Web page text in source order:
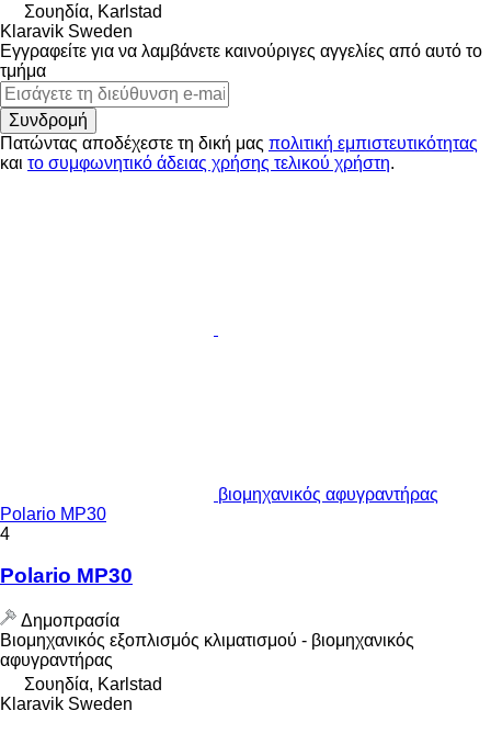
Σουηδία, Karlstad
Klaravik Sweden
Εγγραφείτε για να λαμβάνετε καινούριγες αγγελίες από αυτό το
τμήμα
Συνδρομή
Πατώντας αποδέχεστε τη δική μας πολιτική εμπιστευτικότητας
και το συμφωνητικό άδειας χρήσης τελικού χρήστη.
βιομηχανικός αφυγραντήρας
Polario MP30
4
Polario MP30
Δημοπρασία
Βιομηχανικός εξοπλισμός κλιματισμού - βιομηχανικός
αφυγραντήρας
Σουηδία, Karlstad
Klaravik Sweden